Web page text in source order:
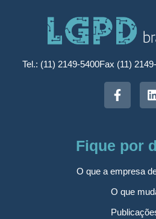
Tel.: (11) 2149-5400Fax (11)
Fique por
O que a empresa
O que